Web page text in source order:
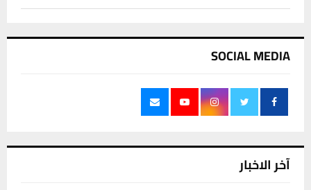
SOCIAL MEDIA
آخر الاخبار